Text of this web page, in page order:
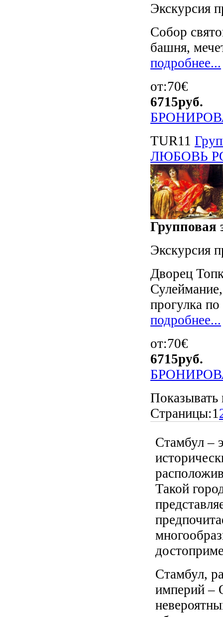
Экскурсия
Собор
башня,
подробнее...
от:70€
6715руб.
TUR11
ЛЮБОВЬ
Групповая
Экскурсия
Дворец
прогулка
подробнее...
от:70€
6715руб.
Показывать
Страницы:1
Стамбул –
Такой
Стамбул,
империй –